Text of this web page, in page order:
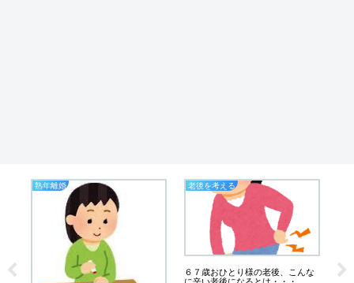
熟年離婚 老後を考える
６７歳おひとり様の老後、こんな
業